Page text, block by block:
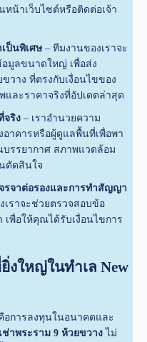
น้าเว็บไซต์หรือติดต่อเจ้า
ป็นพิเศษ – ทีมงานของเราจะ
มูลขนาดใหญ่ เพื่อส่ง
วาง ที่ตรงกับเงื่อนไขของ
ละราคาจริงที่อัปเดตล่าสุด
จริง – เราอำนวยความ
อาคารหรือผู้ดูแลพื้นที่เพื่อพา
รรยากาศ สภาพแวดล้อม
ตัดสินใจ
รจาต่อรองและการทำสัญญา
ราจะช่วยตรวจสอบข้อ
พื่อให้คุณได้รับเงื่อนไขการ
งใหญ่ในทำเล New
อการลงทุนในอนาคตและ
ช่าพระราม 9 ห้วยขวาง ไม่